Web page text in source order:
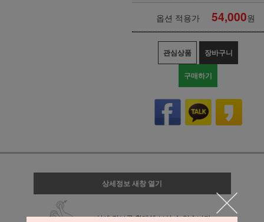
옵션 적용가 54,000원
관심상품 장바구니
구매하기
상세정보 새창 열기
상세 정보를 확대해 보실 수 있습니다.